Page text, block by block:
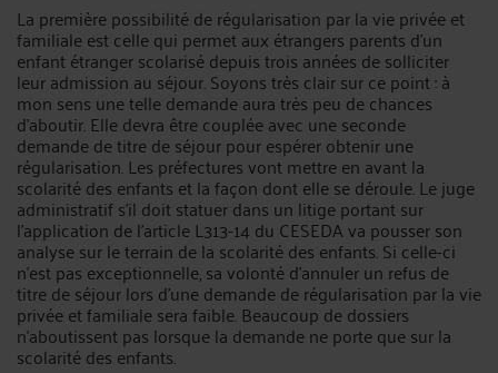
La première possibilité de régularisation par la vie privée et
familiale est celle qui permet aux étrangers parents d’un
enfant étranger scolarisé depuis trois années de solliciter
leur admission au séjour. Soyons très clair sur ce point : à
mon sens une telle demande aura très peu de chances
d’aboutir. Elle devra être couplée avec une seconde
demande de titre de séjour pour espérer obtenir une
régularisation. Les préfectures vont mettre en avant la
scolarité des enfants et la façon dont elle se déroule. Le juge
administratif s’il doit statuer dans un litige portant sur
l’application de l’article L313-14 du CESEDA va pousser son
analyse sur le terrain de la scolarité des enfants. Si celle-ci
n’est pas exceptionnelle, sa volonté d’annuler un refus de
titre de séjour lors d’une demande de régularisation par la vie
privée et familiale sera faible. Beaucoup de dossiers
n’aboutissent pas lorsque la demande ne porte que sur la
scolarité des enfants.